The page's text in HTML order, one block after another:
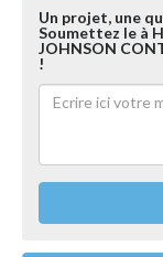
Un projet, une
Soumettez le à
JOHNSON
!